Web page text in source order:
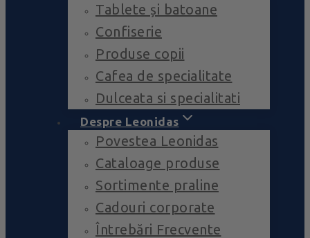
Tablete și batoane
Confiserie
Produse copii
Cafea de specialitate
Dulceata si specialitati
Despre Leonidas
Povestea Leonidas
Cataloage produse
Sortimente praline
Cadouri corporate
Întrebări Frecvente